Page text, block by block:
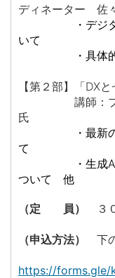
ディネーター
・デジタル化
いて
・具体的な
【第２部】「DX
講師：プラ
氏
・最新のサイ
て
・生成AI（
ついて 他
（定 員） ３
（申込方法） 下
https://forms.gle/